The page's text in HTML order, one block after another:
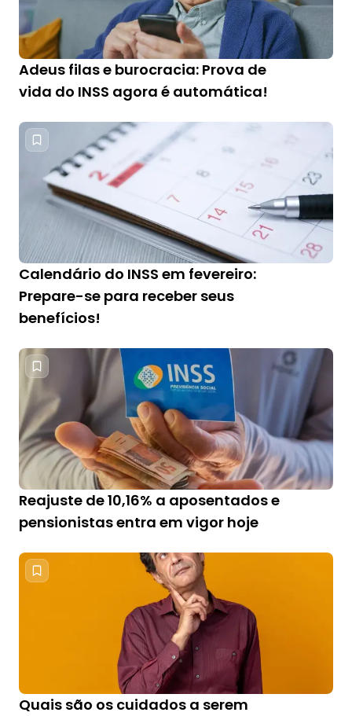
Adeus filas e burocracia: Prova de
vida do INSS agora é automática!
Calendário do INSS em fevereiro:
Prepare-se para receber seus
benefícios!
Reajuste de 10,16% a aposentados e
pensionistas entra em vigor hoje
Quais são os cuidados a serem